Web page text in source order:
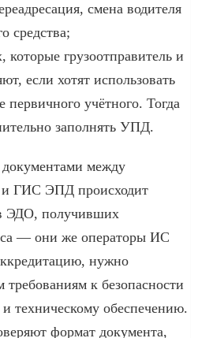
смена водителя
средства;
грузоотправитель и
если хотят использовать
первичного учётного. Тогда
заполнять УПД.
между
и ГИС ЭПД происходит
ЭДО, получивших
— они же операторы ИС
нужно
требованиям к безопасности
техническому обеспечению.
формат документа,